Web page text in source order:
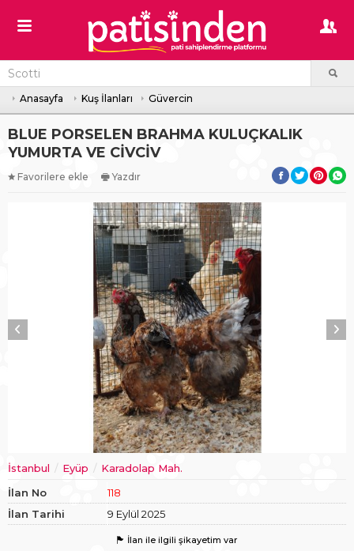
Anasayfa Kuş İlanları Güvercin
BLUE PORSELEN BRAHMA KULUÇKALIK
YUMURTA VE CİVCİV
Favorilere ekle Yazdır
İstanbul Eyüp
Karadolap Mah.
İlan No
118
İlan Tarihi
9 Eylül 2025
İlan ile ilgili şikayetim var